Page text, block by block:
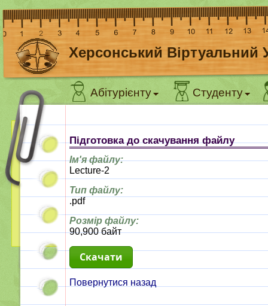
Херсонський Віртуальний
Абітурієнту Студенту
Підготовка до скачування файлу
Ім'я файлу:
Lecture-2
Тип файлу:
.pdf
Розмір файлу:
90,900 байт
Повернутися назад